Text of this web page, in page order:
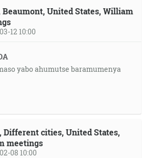
Beaumont, United States, William
12 10:00
yabo ahumutse baramumenya
Different cities, United States,
meetings
08 10:00